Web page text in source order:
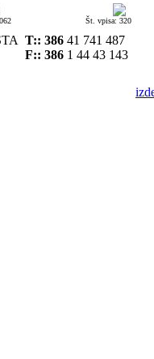
Št. vpisa: 320
T:: 386 41 741 487
F:: 386 1 44 43 143